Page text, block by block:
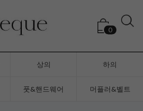
0
상의 하의
풋&핸드웨어 머플러&벨트